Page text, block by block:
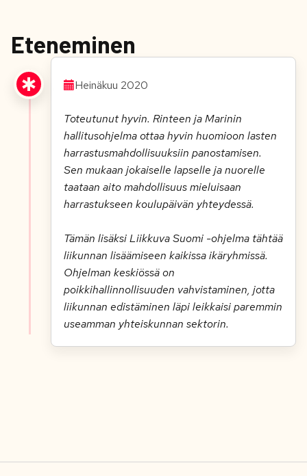
Eteneminen
Heinäkuu 2020
Toteutunut hyvin. Rinteen ja Marinin
hallitusohjelma ottaa hyvin huomioon lasten
harrastusmahdollisuuksiin panostamisen.
Sen mukaan jokaiselle lapselle ja nuorelle
taataan aito mahdollisuus mieluisaan
harrastukseen koulupäivän yhteydessä.
Tämän lisäksi Liikkuva Suomi -ohjelma tähtää
liikunnan lisäämiseen kaikissa ikäryhmissä.
Ohjelman keskiössä on
poikkihallinnollisuuden vahvistaminen, jotta
liikunnan edistäminen läpi leikkaisi paremmin
useamman yhteiskunnan sektorin.